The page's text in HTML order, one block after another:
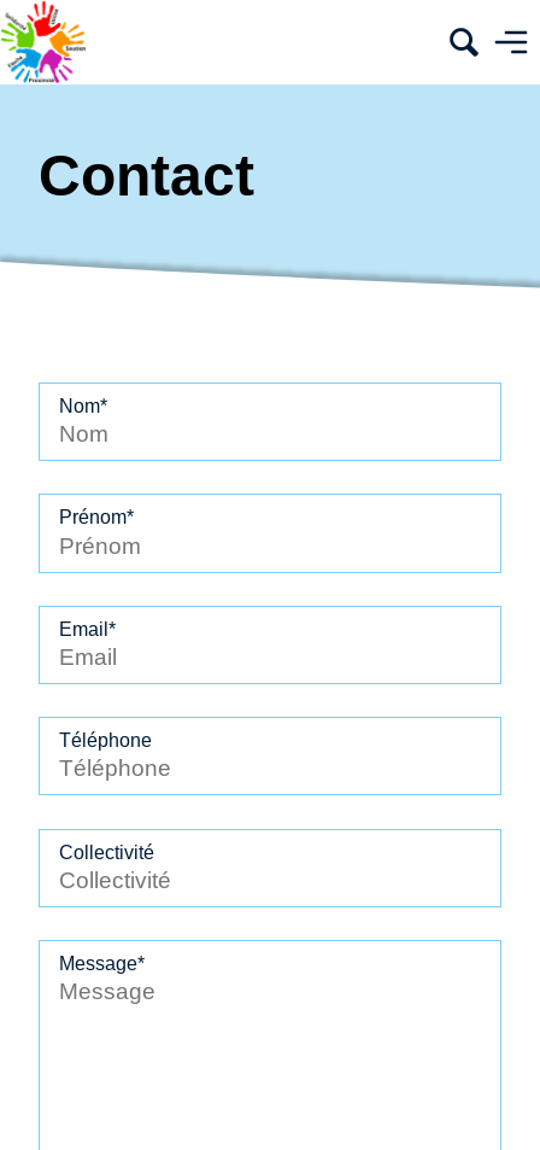
Contact
Nom*
Prénom*
Email*
Téléphone
Collectivité
Message*